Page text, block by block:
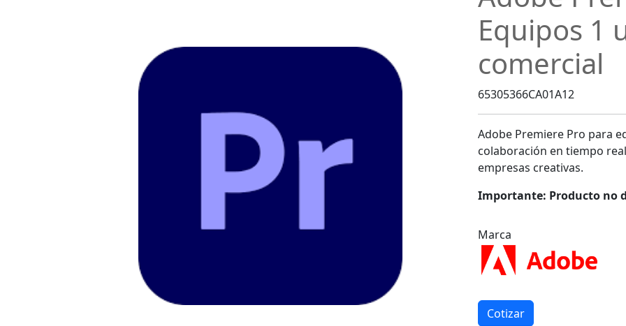
Equipos 1
comercial
65305366CA01A12
Adobe Premiere Pro para
colaboración en tiempo
empresas creativas.
Importante: Producto no
Marca
Cotizar